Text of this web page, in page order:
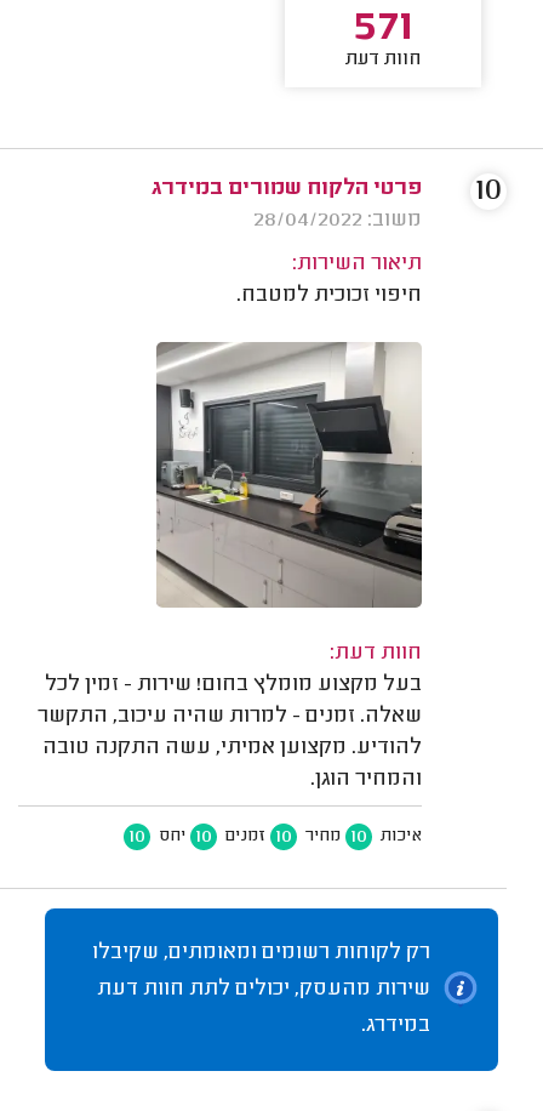
571
חוות דעת
פרטי הלקוח שמורים במידרג
משוב: 28/04/2022
תיאור השירות:
חיפוי זכוכית למטבח.
חוות דעת:
בעל מקצוע מומלץ בחום! שירות - זמין לכל
שאלה. זמנים - למרות שהיה עיכוב, התקשר
להודיע. מקצוען אמיתי, עשה התקנה טובה
והמחיר הוגן.
איכות 10 מחיר 10 זמנים 10 יחס 10
10
רק לקוחות רשומים ומאומתים, שקיבלו
שירות מהעסק, יכולים לתת חוות דעת
במידרג.